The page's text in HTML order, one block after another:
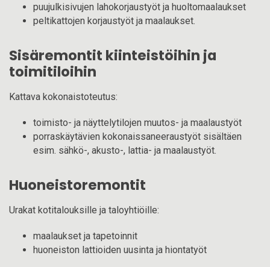
puujulkisivujen lahokorjaustyöt ja huoltomaalaukset
peltikattojen korjaustyöt ja maalaukset.
Sisäremontit kiinteistöihin ja
toimitiloihin
Kattava kokonaistoteutus:
toimisto- ja näyttelytilojen muutos- ja maalaustyöt
porraskäytävien kokonaissaneeraustyöt sisältäen
esim. sähkö-, akusto-, lattia- ja maalaustyöt.
Huoneistoremontit
Urakat kotitalouksille ja taloyhtiöille:
maalaukset ja tapetoinnit
huoneiston lattioiden uusinta ja hiontatyöt